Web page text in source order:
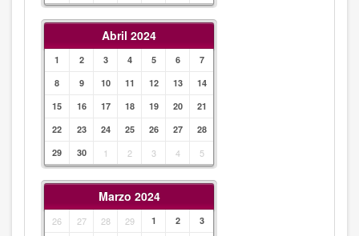
Abril 2024
1 2 3 4 5 6
7
8
9 10 11 12 13
14
15
16 17 18 19 20
21
22
23 24 25 26 27
28
29
30 1 2 3 4 5
Marzo 2024
26 27 28 29 1 2
3